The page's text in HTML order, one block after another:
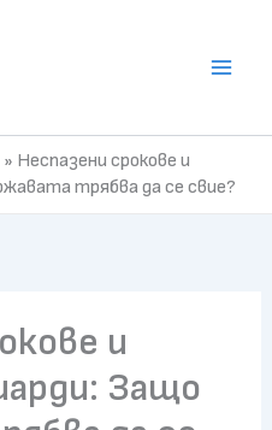
» Неспазени срокове и
трябва да се свие?
и
Защо